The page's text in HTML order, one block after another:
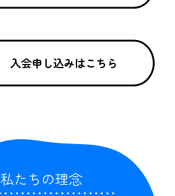
入会申し込みはこちら
私たちの理念